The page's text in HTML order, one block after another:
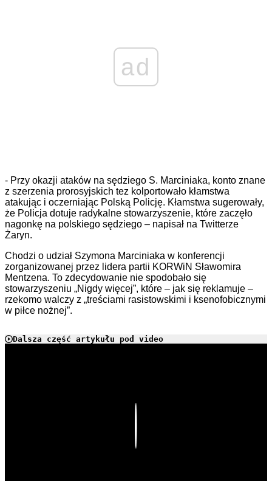
ad
- Przy okazji ataków na sędziego S. Marciniaka, konto znane
z szerzenia prorosyjskich tez kolportowało kłamstwa
atakując i oczerniając Polską Policję. Kłamstwa sugerowały,
że Policja dotuje radykalne stowarzyszenie, które zaczęło
nagonkę na polskiego sędziego – napisał na Twitterze
Żaryn.
Chodzi o udział Szymona Marciniaka w konferencji
zorganizowanej przez lidera partii KORWiN Sławomira
Mentzena. To zdecydowanie nie spodobało się
stowarzyszeniu „Nigdy więcej”, które – jak się reklamuje –
rzekomo walczy z „treściami rasistowskimi i ksenofobicznymi
w piłce nożnej”.
Dalsza część artykułu pod video